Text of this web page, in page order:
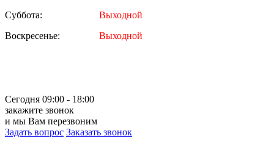
Суббота:
Выходной
Воскресенье:
Выходной
Сегодня 09:00 - 18:00
закажите звонок
и мы Вам перезвоним
Задать вопрос Заказать звонок